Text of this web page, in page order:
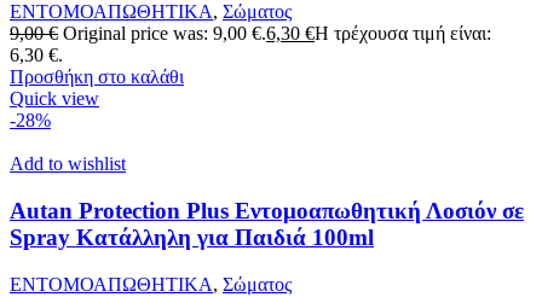
ΕΝΤΟΜΟΑΠΩΘΗΤΙΚΑ, Σώματος
9,00€ Original price was: 9,00 €.6,30 €Η τρέχουσα τιμή είναι:
6,30 €.
Προσθήκη στο καλάθι
Quick view
-28%
Add to wishlist
Autan Protection Plus Εντομοαπωθητική Λοσιόν σε
Spray Κατάλληλη για Παιδιά 100ml
ΕΝΤΟΜΟΑΠΩΘΗΤΙΚΑ, Σώματος